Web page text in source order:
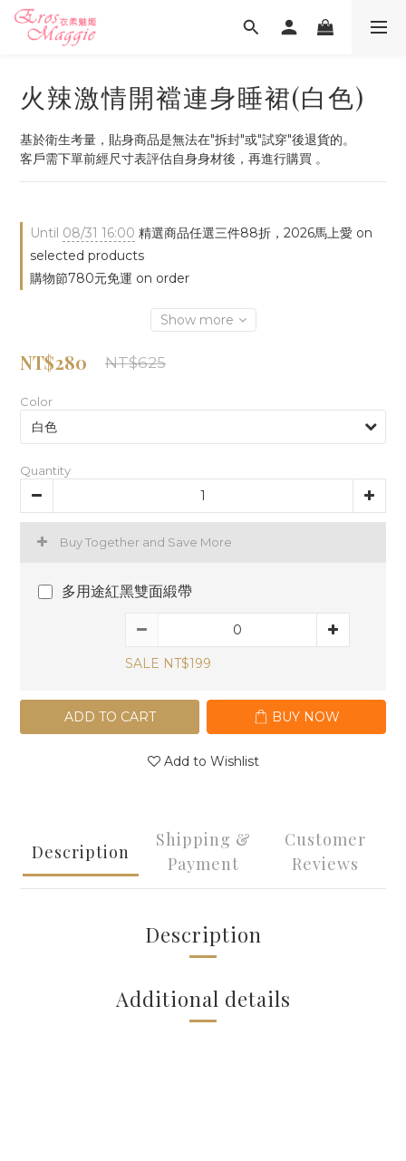
火辣激情開襠連身睡裙(白色)
基於衛生考量，貼身商品是無法在"拆封"或"試穿"後退貨的。
客戶需下單前經尺寸表評估自身身材後，再進行購買 。
Until 08/31 16:00 精選商品任選三件88折，2026馬上愛 on
selected products
購物節780元免運 on order
Show more
NT$280 NT$625
Color
Quantity
Buy Together and Save More
多用途紅黑雙面緞帶
SALE NT$199
ADD TO CART BUY NOW
Add to Wishlist
Description
Shipping &
Payment
Customer
Reviews
Description
Additional details